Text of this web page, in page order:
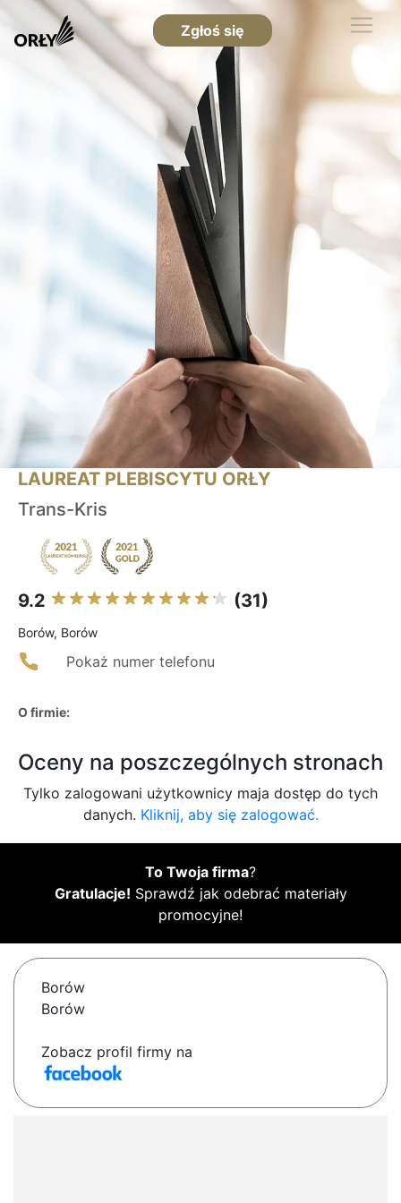
Zgłoś się
LAUREAT PLEBISCYTU ORŁY
Trans-Kris
9.2 (31)
Borów, Borów
Pokaż numer telefonu
O firmie:
Oceny na poszczególnych stronach
Tylko zalogowani użytkownicy maja dostęp do tych
danych. Kliknij, aby się zalogować.
To Twoja firma?
Gratulacje! Sprawdź jak odebrać materiały
promocyjne!
Borów
Borów
Zobacz profil firmy na